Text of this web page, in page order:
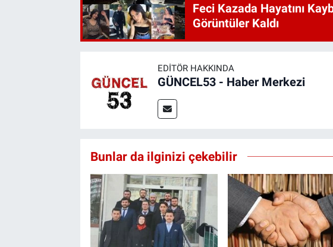
Feci Kazada Hayatını
Görüntüler Kaldı
EDITÖR HAKKINDA
GÜNCEL53 - Haber Merkezi
Bunlar da ilginizi çekebilir